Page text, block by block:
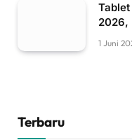
2026,
1 Juni
Terbaru